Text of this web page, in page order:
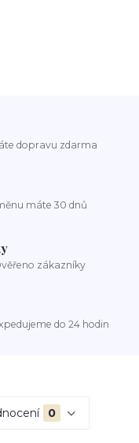
dopravu zdarma
máte 30 dnů
zákazníky
do 24 hodin
0